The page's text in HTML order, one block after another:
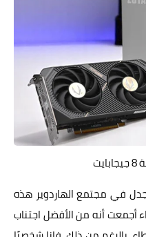
في مجتمع الهاردوير هذه
أجمعت أنه من الأفضل اجتناب